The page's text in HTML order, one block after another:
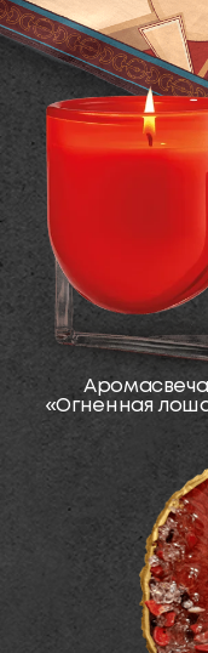
В этой коллекции
подводного мира
элемент наполнен
атмосферой
Тайны